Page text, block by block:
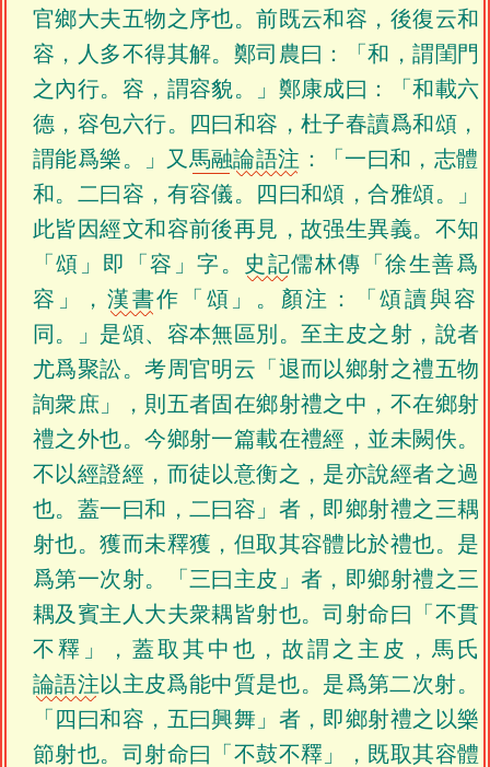
官鄉大夫五物之序也。前既云和容，後復云和
容，人多不得其解。鄭司農曰：「和，謂閨門
之內行。容，謂容貌。」鄭康成曰：「和載六
德，容包六行。四曰和容，杜子春讀爲和頌，
謂能爲樂。」又 馬融論語注 ：「一曰和，志體
和。二曰容，有容儀。四曰和頌，合雅頌。」
此皆因經文和容前後再見，故强生異義。不知
「頌」即「容」字。 史記儒林傳「徐生善爲
容」， 漢書作「頌」。顏注：「頌讀與容
同。」是頌、容本無區別。至主皮之射，說者
尤爲聚訟。考周官明云「退而以鄉射之禮五物
詢衆庶」，則五者固在鄉射禮之中，不在鄉射
禮之外也。今鄉射一篇載在禮經，並未闕佚。
不以經證經，而徒以意衡之，是亦說經者之過
也。蓋一曰和，二曰容」者，即鄉射禮之三耦
射也。獲而未釋獲，但取其容體比於禮也。是
爲第一次射。「三曰主皮」者，即鄉射禮之三
耦及賓主人大夫衆耦皆射也。司射命曰「不貫
不釋」，蓋取其中也，故謂之主皮，馬氏
論語注以主皮爲能中質是也。是爲第二次射。
「四曰和容，五曰興舞」者，即鄉射禮之以樂
節射也。司射命曰「不鼓不釋」，既取其容體